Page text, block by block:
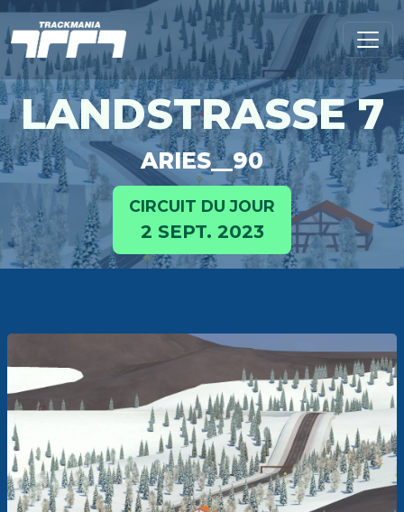
LANDSTRASSE 7
ARIES__90
CIRCUIT DU JOUR
2 SEPT. 2023